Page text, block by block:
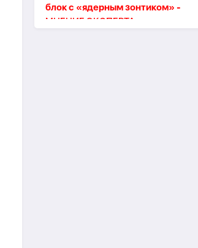
блок с «ядерным зонтиком» -
МНЕНИЕ ЭКСПЕРТА